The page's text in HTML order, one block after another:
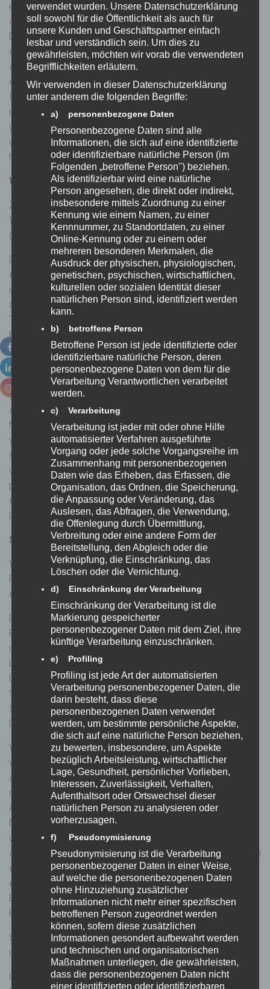
erstellt, die die Websiteaktivitäten reflektieren und dazu
dienen, unser Angebot und unseren Service zu verbessern.
Die übermittelten IP-Adressen, die von Adobe Analytics
erhoben werden, werden nicht mit anderen Daten
abgeglichen. Die Speicherung von Cookies kann durch eine
entsprechende Einstellung im Browser verweigert werden.
In manchen Fällen sind dann jedoch nicht alle Funktionen
unserer Website mehr verfügbar. Über ein Add On können
generelle Datenübermittlungen an Adobe unterbunden
werden. Das Add On finden Sie hier:
http://www.adobe.com/de/privacy/opt-out.html
WiredMinds Analyse
Zur Auswertung des Verhaltens der Besucher unserer
Webseite wird die Zählpixeltechnologie der WiredMinds AG
(www.wiredminds.de) genutzt.
Diese erhebt, verarbeitet und speichert Daten, um unter
einem Alias Nutzungsprofile zu erstellen. Soweit möglich
und zweckmäßig werden diese Nutzungsprofile
anonymisiert. Dabei werden Cookies genutzt. Cookies sind
Textdateien, die auf dem Rechner des Webseiten-
Besuchers gespeichert werden und die dazu dienen,
Internet-Browser wiederzuerkennen. Die gesammelten
Daten, allgemein oder personenbezogen, werden an
WiredMinds gesandt oder direkt von WiredMinds
gespeichert. WiredMinds kann die Daten, die bei Besuchen
auf den Webseiten entstehen, in anonymisierten
Nutzungsprofilen speichern. Diese Daten werden nicht
verwandt, um Besucher von Webseiten zu identifizieren,
sofern keine anderslautende Zustimmung des Besuchers
vorliegt. Außerdem werden sie nicht mit
personenbezogenen Informationen über die Person hinter
einem Pseudonym verbunden. IP-Adressen werden durch
Löschen des letzten Nummernblocks direkt anonymisiert.
Social Plugins
Wir verwenden auf unserer Webseiten Social Plugins der im
Folgenden aufgelisteten Anbieter. Plugins sind mit dem
entsprechenden Logo gekennzeichnet.
Der Dienstbetreiber kann unter Umständen durch solche
Plugins Informationen und personenbezogene Daten
unserer Besucher erhalten. Eine von uns installierte 2-Klick-
Lösung verhindert die nicht offensichtliche Erfassung und
Übertragung von Daten an den Dienstanbieter. Nur wenn ein
Social Plugin von Ihnen per Klick aktiviert wird, wird die
Sammlung von Informationen und deren Versand an den
Dienstanbieter ausgelöst.
Welche Daten ein solches Plugin erfasst sobald es aktiviert
wurde, und wie diese anschließend verwendet werden, liegt
außerhalb unseres Einflusses. In einigen Fällen werden
direkte Verbindungen zu den Diensten des jeweiligen
Anbieters erstellt und die IP-Adresse und spezifische
Nutzungs-Informationen können dabei erfasst und genutzt
werden. Dienstanbieter können auch versuchen, Cookies
auf ihrem Rechner zu speichern. Wie diese Cookies arbeiten
erfahren Sie in den Datenschutzhinweisen des
entsprechenden Anbieters. Von Facebook können Sie als
Besucher identifiziert werden, sofern sie aktuell in ihrem
Facebook Account angemeldet sind.
Social-Media-Buttons der folgenden Unternehmen sind auf
unserer Webseite eingebunden:
Google Plus/Google Inc. (1600 Amphitheatre Parkway –
verwendet wurden. Unsere Datenschutzerklärung
soll sowohl für die Öffentlichkeit als auch für
unsere Kunden und Geschäftspartner einfach
lesbar und verständlich sein. Um dies zu
gewährleisten, möchten wir vorab die verwendeten
Begrifflichkeiten erläutern.
Wir verwenden in dieser Datenschutzerklärung
unter anderem die folgenden Begriffe:
a) personenbezogene Daten
Personenbezogene Daten sind alle
Informationen, die sich auf eine identifizierte
oder identifizierbare natürliche Person (im
Folgenden „betroffene Person") beziehen.
Als identifizierbar wird eine natürliche
Person angesehen, die direkt oder indirekt,
insbesondere mittels Zuordnung zu einer
Kennung wie einem Namen, zu einer
Kennnummer, zu Standortdaten, zu einer
Online-Kennung oder zu einem oder
mehreren besonderen Merkmalen, die
Ausdruck der physischen, physiologischen,
genetischen, psychischen, wirtschaftlichen,
kulturellen oder sozialen Identität dieser
natürlichen Person sind, identifiziert werden
kann.
b) betroffene Person
Betroffene Person ist jede identifizierte oder
identifizierbare natürliche Person, deren
personenbezogene Daten von dem für die
Verarbeitung Verantwortlichen verarbeitet
werden.
c) Verarbeitung
Verarbeitung ist jeder mit oder ohne Hilfe
automatisierter Verfahren ausgeführte
Vorgang oder jede solche Vorgangsreihe im
Zusammenhang mit personenbezogenen
Daten wie das Erheben, das Erfassen, die
Organisation, das Ordnen, die Speicherung,
die Anpassung oder Veränderung, das
Auslesen, das Abfragen, die Verwendung,
die Offenlegung durch Übermittlung,
Verbreitung oder eine andere Form der
Bereitstellung, den Abgleich oder die
Verknüpfung, die Einschränkung, das
Löschen oder die Vernichtung.
d) Einschränkung der Verarbeitung
Einschränkung der Verarbeitung ist die
Markierung gespeicherter
personenbezogener Daten mit dem Ziel, ihre
künftige Verarbeitung einzuschränken.
e) Profiling
Profiling ist jede Art der automatisierten
Verarbeitung personenbezogener Daten, die
darin besteht, dass diese
personenbezogenen Daten verwendet
werden, um bestimmte persönliche Aspekte,
die sich auf eine natürliche Person beziehen,
zu bewerten, insbesondere, um Aspekte
bezüglich Arbeitsleistung, wirtschaftlicher
Lage, Gesundheit, persönlicher Vorlieben,
Interessen, Zuverlässigkeit, Verhalten,
Aufenthaltsort oder Ortswechsel dieser
natürlichen Person zu analysieren oder
vorherzusagen.
f) Pseudonymisierung
Pseudonymisierung ist die Verarbeitung
personenbezogener Daten in einer Weise,
auf welche die personenbezogenen Daten
ohne Hinzuziehung zusätzlicher
Informationen nicht mehr einer spezifischen
betroffenen Person zugeordnet werden
können, sofern diese zusätzlichen
Informationen gesondert aufbewahrt werden
und technischen und organisatorischen
Maßnahmen unterliegen, die gewährleisten,
dass die personenbezogenen Daten nicht
einer identifizierten oder identifizierbaren